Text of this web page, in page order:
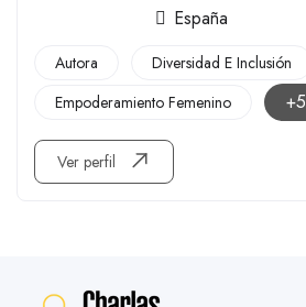
España
Autora
Diversidad E Inclusión
Empoderamiento Femenino
+5
Ver perfil